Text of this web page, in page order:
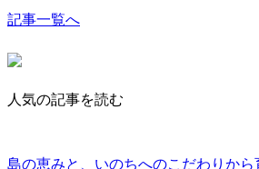
記事一覧へ
人気の記事を読む
島の恵みと、いのちへのこだわりか